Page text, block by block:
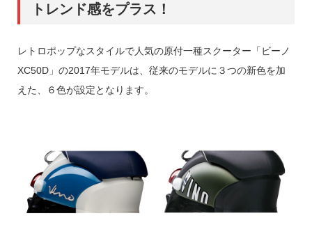
トレンド感をプラス！
レトロポップなスタイルで人気の原付一種スクーター「ビーノ
XC50D」の2017年モデルは、従来のモデルに３つの新色を加
えた、６色が設定となります。